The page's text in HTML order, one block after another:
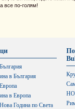
все по-голям!
в България
в Европа
Година по Света